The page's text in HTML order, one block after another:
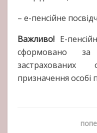
– е-пенсійне
Важливо! Е-
сформовано
призначення особі